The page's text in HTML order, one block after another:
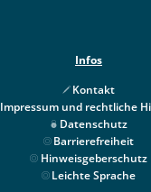
Infos
Kontakt
Impressum und rechtliche
Datenschutz
Barrierefreiheit
Hinweisgeberschutz
Leichte Sprache